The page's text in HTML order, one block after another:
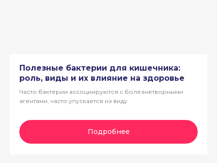
Полезные бактерии для кишечника:
роль, виды и их влияние на здоровье
Часто бактерии ассоциируются с болезнетворными
агентами, часто упускается из виду
Подробнее